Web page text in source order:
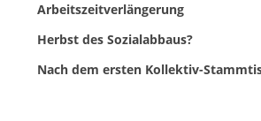
Arbeitszeitverlängerung
Herbst des Sozialabbaus?
Nach dem ersten Kollektiv-